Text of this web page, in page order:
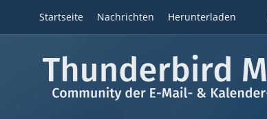
Startseite Nachrichten Herunterladen